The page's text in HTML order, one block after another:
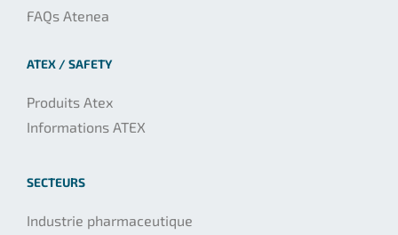
FAQs Atenea
ATEX / SAFETY
Produits Atex
Informations ATEX
SECTEURS
Industrie pharmaceutique